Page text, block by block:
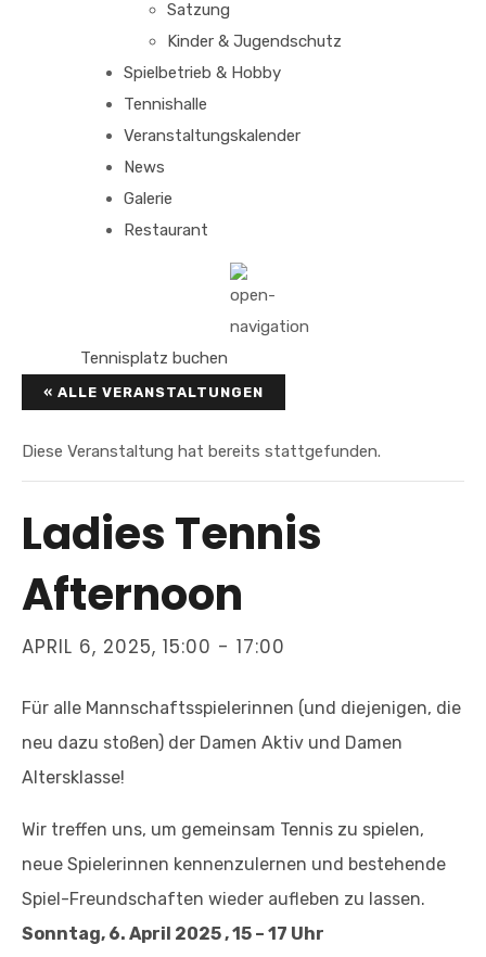
Satzung
Kinder & Jugendschutz
Spielbetrieb & Hobby
Tennishalle
Veranstaltungskalender
News
Galerie
Restaurant
Tennisplatz buchen
« ALLE VERANSTALTUNGEN
Diese Veranstaltung hat bereits stattgefunden.
Ladies Tennis
Afternoon
APRIL 6, 2025, 15:00 - 17:00
Für alle Mannschaftsspielerinnen (und diejenigen, die
neu dazu stoßen) der Damen Aktiv und Damen
Altersklasse!
Wir treffen uns, um gemeinsam Tennis zu spielen,
neue Spielerinnen kennenzulernen und bestehende
Spiel-Freundschaften wieder aufleben zu lassen.
Sonntag, 6. April 2025 ,15 – 17 Uhr